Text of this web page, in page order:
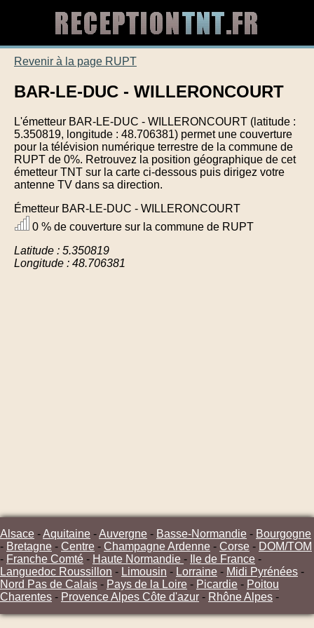
Revenir à la page RUPT
BAR-LE-DUC - WILLERONCOURT
L'émetteur BAR-LE-DUC - WILLERONCOURT (latitude :
5.350819, longitude : 48.706381) permet une couverture
pour la télévision numérique terrestre de la commune de
RUPT de 0%. Retrouvez la position géographique de cet
émetteur TNT sur la carte ci-dessous puis dirigez votre
antenne TV dans sa direction.
Émetteur BAR-LE-DUC - WILLERONCOURT
0 % de couverture sur la commune de RUPT
Latitude : 5.350819
Longitude : 48.706381
Alsace -Aquitaine -Auvergne - Basse-Normandie - Bourgogne
- Bretagne - Centre - Champagne Ardenne - Corse - DOM/TOM
- Franche Comté - Haute Normandie - Ile de France -
Languedoc Roussillon - Limousin - Lorraine - Midi Pyrénées -
Nord Pas de Calais - Pays de la Loire - Picardie - Poitou
Charentes - Provence Alpes Côte d'azur - Rhône Alpes -